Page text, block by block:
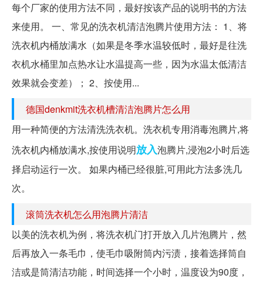
每个厂家的使用方法不同，最好按该产品的说明书的方法
来使用。 一、常见的洗衣机清洁泡腾片使用方法： 1、将
洗衣机内桶放满水（如果是冬季水温较低时，最好是往洗
衣机水桶里加点热水让水温提高一些，因为水温太低清洁
效果就会变差）； 2、按使用...
德国denkmit洗衣机槽清洁泡腾片怎么用
用一种简便的方法清洗洗衣机。洗衣机专用消毒泡腾片,将
洗衣机内桶放满水,按使用说明放入泡腾片,浸泡2小时后选
择启动运行一次。 如果内桶已经很脏,可用此方法多洗几
次。
滚筒洗衣机怎么用泡腾片清洁
以美的洗衣机为例，将洗衣机门打开放入几片泡腾片，然
后再放入一条毛巾，使毛巾吸附筒内污渍，接着选择筒自
洁或是筒清洁功能，时间选择一个小时，温度设为90度，